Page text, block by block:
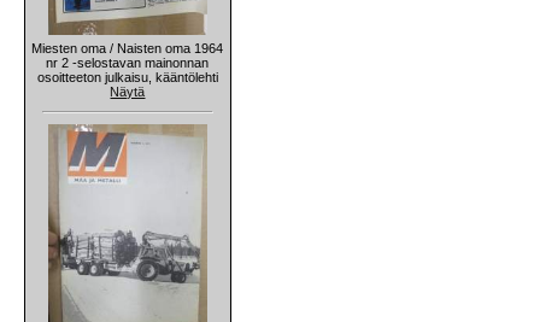
Miesten oma / Naisten oma 1964
nr 2 -selostavan mainonnan
osoitteeton julkaisu, kääntölehti
Näytä